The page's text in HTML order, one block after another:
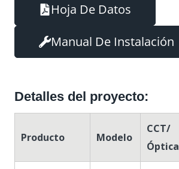
Hoja De Datos
Manual De Instalación
Detalles del proyecto:
Producto Modelo
CCT/
Óptica